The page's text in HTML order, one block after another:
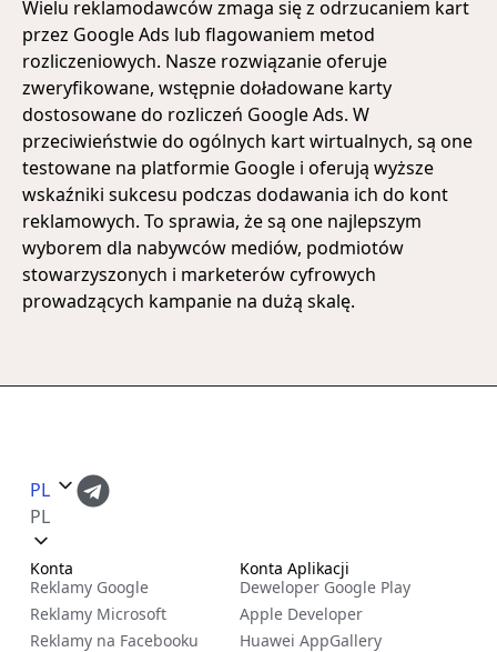
Wielu reklamodawców zmaga się z odrzucaniem kart
przez Google Ads lub flagowaniem metod
rozliczeniowych. Nasze rozwiązanie oferuje
zweryfikowane, wstępnie doładowane karty
dostosowane do rozliczeń Google Ads. W
przeciwieństwie do ogólnych kart wirtualnych, są one
testowane na platformie Google i oferują wyższe
wskaźniki sukcesu podczas dodawania ich do kont
reklamowych. To sprawia, że są one najlepszym
wyborem dla nabywców mediów, podmiotów
stowarzyszonych i marketerów cyfrowych
prowadzących kampanie na dużą skalę.
PL
PL
Konta
Reklamy Google
Reklamy Microsoft
Reklamy na Facebooku
Konta Aplikacji
Deweloper Google Play
Apple Developer
Huawei AppGallery